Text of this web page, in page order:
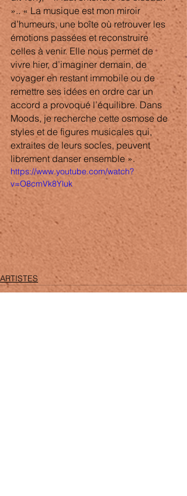
».. « La musique est mon miroir
d’humeurs, une boîte où retrouver les
émotions passées et reconstruire
celles à venir. Elle nous permet de
vivre hier, d’imaginer demain, de
voyager en restant immobile ou de
remettre ses idées en ordre car un
accord a provoqué l’équilibre. Dans
Moods, je recherche cette osmose de
styles et de figures musicales qui,
extraites de leurs socles, peuvent
librement danser ensemble ».
https://www.youtube.com/watch?
v=O8cmVk8Yluk
ARTISTES